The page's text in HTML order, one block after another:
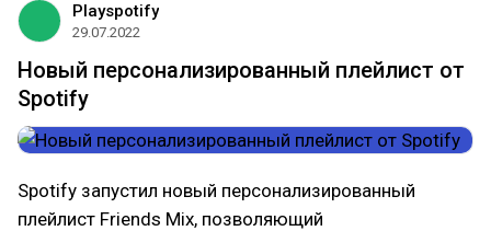
Playspotify
29.07.2022
Новый персонализированный плейлист от
Spotify
Spotify запустил новый персонализированный
плейлист Friends Mix, позволяющий